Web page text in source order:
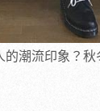
的潮流印象？